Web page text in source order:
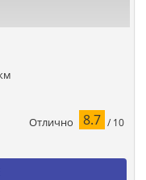
Отлично 8.7 / 10